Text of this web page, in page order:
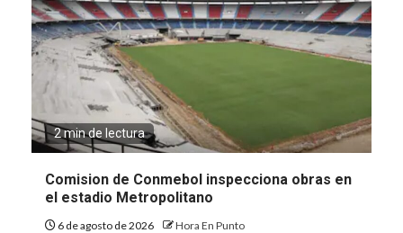
2 min de lectura
Comision de Conmebol inspecciona obras en
el estadio Metropolitano
6 de agosto de 2026 Hora En Punto